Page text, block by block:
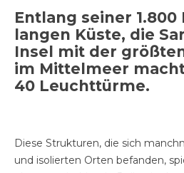
Entlang seiner
langen Küste, die
Insel mit der
im Mittelmeer
40 Leuchttürme.
Diese Strukturen, die sich
und isolierten Orten befanden,